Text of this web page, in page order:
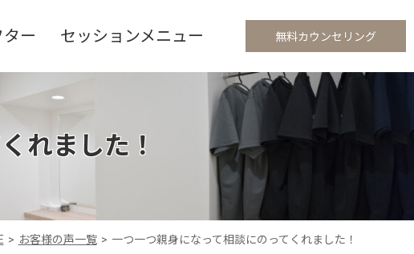
ー セッションメニュー 無料カウンセリング
れました！
お客様の声一覧 一つ一つ親身になって相談にのってくれました！